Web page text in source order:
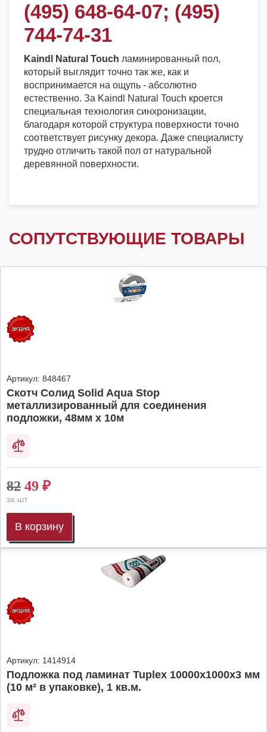
(495) 648-64-07; (495)
744-74-31
Kaindl Natural Touch ламинированный пол,
который выглядит точно так же, как и
воспринимается на ощупь - абсолютно
естественно. За Kaindl Natural Touch кроется
специальная технология синхронизации,
благодаря которой структура поверхности точно
соответствует рисунку декора. Даже специалисту
трудно отличить такой пол от натуральной
деревянной поверхности.
СОПУТСТВУЮЩИЕ ТОВАРЫ
Артикул: 848467
Скотч Солид Solid Aqua Stop
металлизированный для соединения
подложки, 48мм х 10м
82 49 ₽
за шт.
В корзину
Артикул: 1414914
Подложка под ламинат Tuplex 10000x1000x3 мм
(10 м² в упаковке), 1 кв.м.